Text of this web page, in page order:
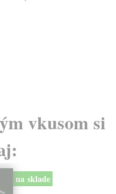
vkusom si
na sklade